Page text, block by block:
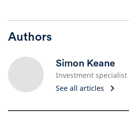
Authors
Simon Keane
Investment specialist
See all articles